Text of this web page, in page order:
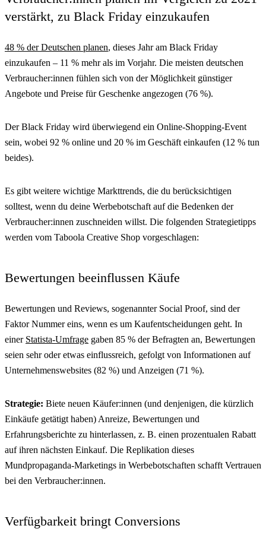
verstärkt, zu Black Friday einzukaufen
48 % der Deutschen planen, dieses Jahr am Black Friday
einzukaufen – 11 % mehr als im Vorjahr. Die meisten deutschen
Verbraucher:innen fühlen sich von der Möglichkeit günstiger
Angebote und Preise für Geschenke angezogen (76 %).
Der Black Friday wird überwiegend ein Online-Shopping-Event
sein, wobei 92 % online und 20 % im Geschäft einkaufen (12 % tun
beides).
Es gibt weitere wichtige Markttrends, die du berücksichtigen
solltest, wenn du deine Werbebotschaft auf die Bedenken der
Verbraucher:innen zuschneiden willst. Die folgenden Strategietipps
werden vom Taboola Creative Shop vorgeschlagen:
Bewertungen beeinflussen Käufe
Bewertungen und Reviews, sogenannter Social Proof, sind der
Faktor Nummer eins, wenn es um Kaufentscheidungen geht. In
einer Statista-Umfrage gaben 85 % der Befragten an, Bewertungen
seien sehr oder etwas einflussreich, gefolgt von Informationen auf
Unternehmenswebsites (82 %) und Anzeigen (71 %).
Strategie: Biete neuen Käufer:innen (und denjenigen, die kürzlich
Einkäufe getätigt haben) Anreize, Bewertungen und
Erfahrungsberichte zu hinterlassen, z. B. einen prozentualen Rabatt
auf ihren nächsten Einkauf. Die Replikation dieses
Mundpropaganda-Marketings in Werbebotschaften schafft Vertrauen
bei den Verbraucher:innen.
Verfügbarkeit bringt Conversions